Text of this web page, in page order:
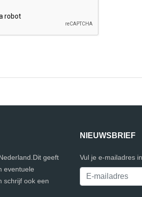
geeft
eventuele
schrijf ook een
NIEUWSBRIEF
Vul je e-mailadres